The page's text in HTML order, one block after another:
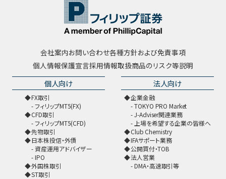
会社案内お問い合わせ各種方針および免責事項
個人情報保護宣言採用情報取扱商品のリスク等説明
個人向け
FX取引
フィリップMT5(FX)
CFD取引
フィリップMT5(CFD)
先物取引
日本株投信・外債
資産運用アドバイザー
IPO
外国株取引
ST取引
法人向け
企業金融
TOKYO PRO Market
J-Adviser関連業務
上場を希望する企業の皆様へ
Club Chemistry
IFAサポート業務
公開買付・TOB
法人営業
DMA・高速取引等